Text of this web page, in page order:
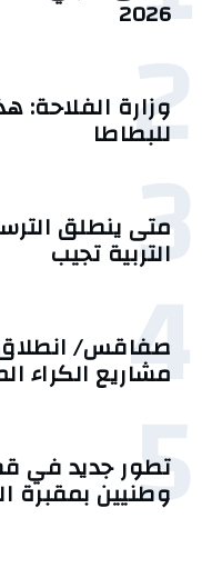
2026‎
2
وزارة الفلاحة:
للبطاطا
3
متى ينطلق
التربية تجيب
4
مشاريع الكراء
5
تطور جديد في
وطنيين بمقبرة